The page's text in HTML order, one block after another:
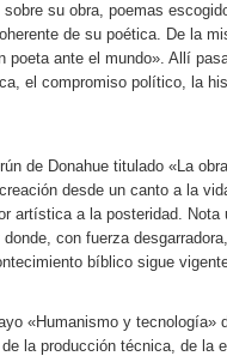
su obra, poemas
de su poética. De la
poeta ante el mundo». Allí
el compromiso político, la
de Donahue titulado «La
desde un canto a la
artística a la posteridad.
con fuerza
bíblico sigue
«Humanismo y
la producción técnica, de la